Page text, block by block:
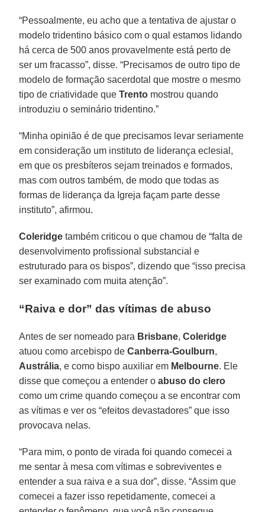
“Pessoalmente, eu acho que a tentativa de ajustar o
modelo tridentino básico com o qual estamos lidando
há cerca de 500 anos provavelmente está perto de
ser um fracasso”, disse. “Precisamos de outro tipo de
modelo de formação sacerdotal que mostre o mesmo
tipo de criatividade queTrento mostrou quando
introduziu o seminário tridentino.”
“Minha opinião é de que precisamos levar seriamente
em consideração um instituto de liderança eclesial,
em que os presbíteros sejam treinados e formados,
mas com outros também, de modo que todas as
formas de liderança da Igreja façam parte desse
instituto”, afirmou.
Coleridge também criticou o que chamou de “falta de
desenvolvimento profissional substancial e
estruturado para os bispos”, dizendo que “isso precisa
ser examinado com muita atenção”.
“Raiva e dor” das vítimas de abuso
Antes de ser nomeado para Brisbane,Coleridge
atuou como arcebispo deCanberra-Goulburn,
Austrália, e como bispo auxiliar em Melbourne. Ele
disse que começou a entender oabuso do clero
como um crime quando começou a se encontrar com
as vítimas e ver os “efeitos devastadores” que isso
provocava nelas.
“Para mim, o ponto de virada foi quando comecei a
me sentar à mesa com vítimas e sobreviventes e
entender a sua raiva e a sua dor”, disse. “Assim que
comecei a fazer isso repetidamente, comecei a